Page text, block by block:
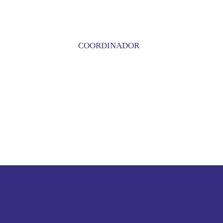
COORDINADOR